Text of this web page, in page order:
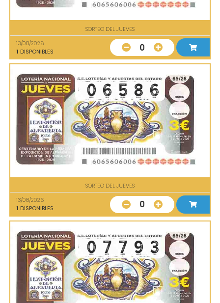
SORTEO DEL JUEVES
13/08/2026
1 DISPONIBLES 0
SORTEO DEL JUEVES
13/08/2026
1 DISPONIBLES 0